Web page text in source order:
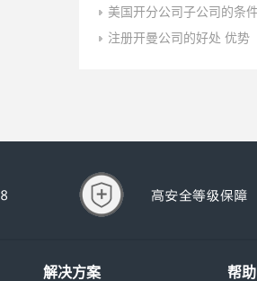
美国开分公司子公司的条
注册开曼公司的好处 优势
解决方案 帮